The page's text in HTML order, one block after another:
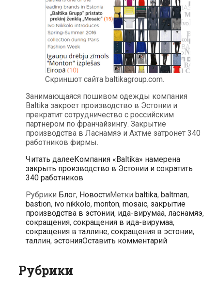
Скриншот сайта baltikagroup.com.
Занимающаяся пошивом одежды компания
Baltika закроет производство в Эстонии и
прекратит сотрудничество с российским
партнером по франчайзингу. Закрытие
производства в Ласнамяэ и Ахтме затронет 340
работников фирмы.
Читать далееКомпания «Baltika» намерена
закрыть производство в Эстонии и сократить
340 работников
Рубрики Блог, НовостиМетки baltika, baltman,
bastion, ivo nikkolo, monton, mosaic, закрытие
производства в эстонии, ида-вирумаа, ласнамяэ,
сокращения, сокращения в ида-вирумаа,
сокращения в таллине, сокращения в эстонии,
таллин, эстонияОставить комментарий
Рубрики